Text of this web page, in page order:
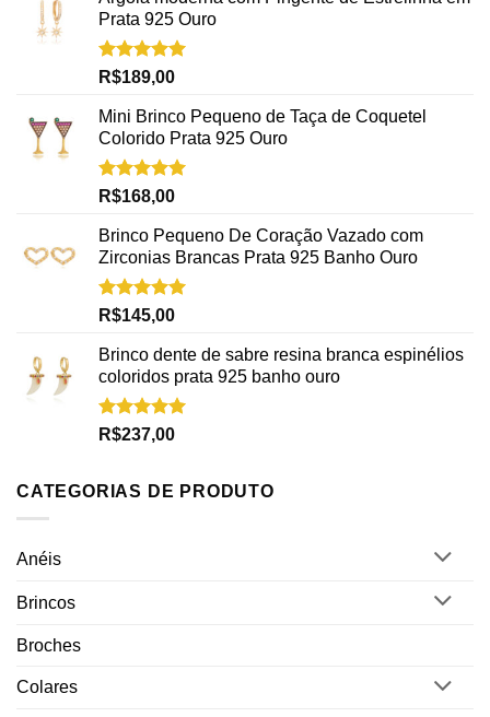
Prata 925 Ouro
Avaliação
R$189,00
Mini Brinco Pequeno de Taça de Coquetel
Colorido Prata 925 Ouro
Avaliação
R$168,00
Brinco Pequeno De Coração Vazado com
Zirconias Brancas Prata 925 Banho Ouro
Avaliação
R$145,00
Brinco dente de sabre resina branca espinélios
coloridos prata 925 banho ouro
Avaliação
R$237,00
CATEGORIAS DE PRODUTO
Anéis
Brincos
Broches
Colares